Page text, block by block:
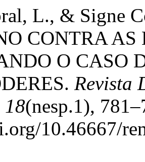
L., & Signe
CONTRA AS
O CASO
Revista
18(nesp.1),
10.46667/